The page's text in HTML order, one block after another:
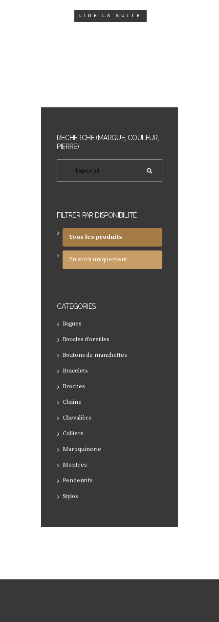
LIRE LA SUITE
RECHERCHE (MARQUE, COULEUR,
PIERRE)
FILTRER PAR DISPONIBILITÉ
Tous les produits
En stock uniquement
CATEGORIES
Bagues
Boucles d'oreilles
Boutons de manchettes
Bracelets
Broches
Chaine
Chevalière
Colliers
Maroquinerie
Montres
Pendentifs
Stylos